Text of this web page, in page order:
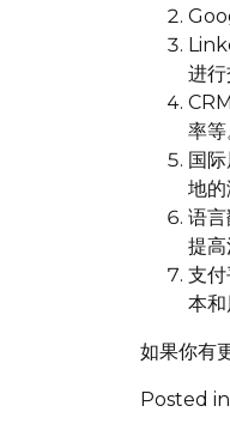
进行
率等
国
地的
语
提高
支
本和
如果你有
Posted in